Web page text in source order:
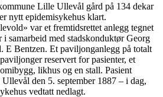
Lille Ullevål gård på 134 dekar
nytt epidemisykehus klart.
var et fremtidsrettet anlegg tegnet
samarbeid med stadskonduktør Georg
E Bentzen. Et paviljonganlegg på totalt
reservert for pasienter, et
likhus og en stall. Pasient
den 5. september 1887 – i dag,
vedtatt nedlagt.